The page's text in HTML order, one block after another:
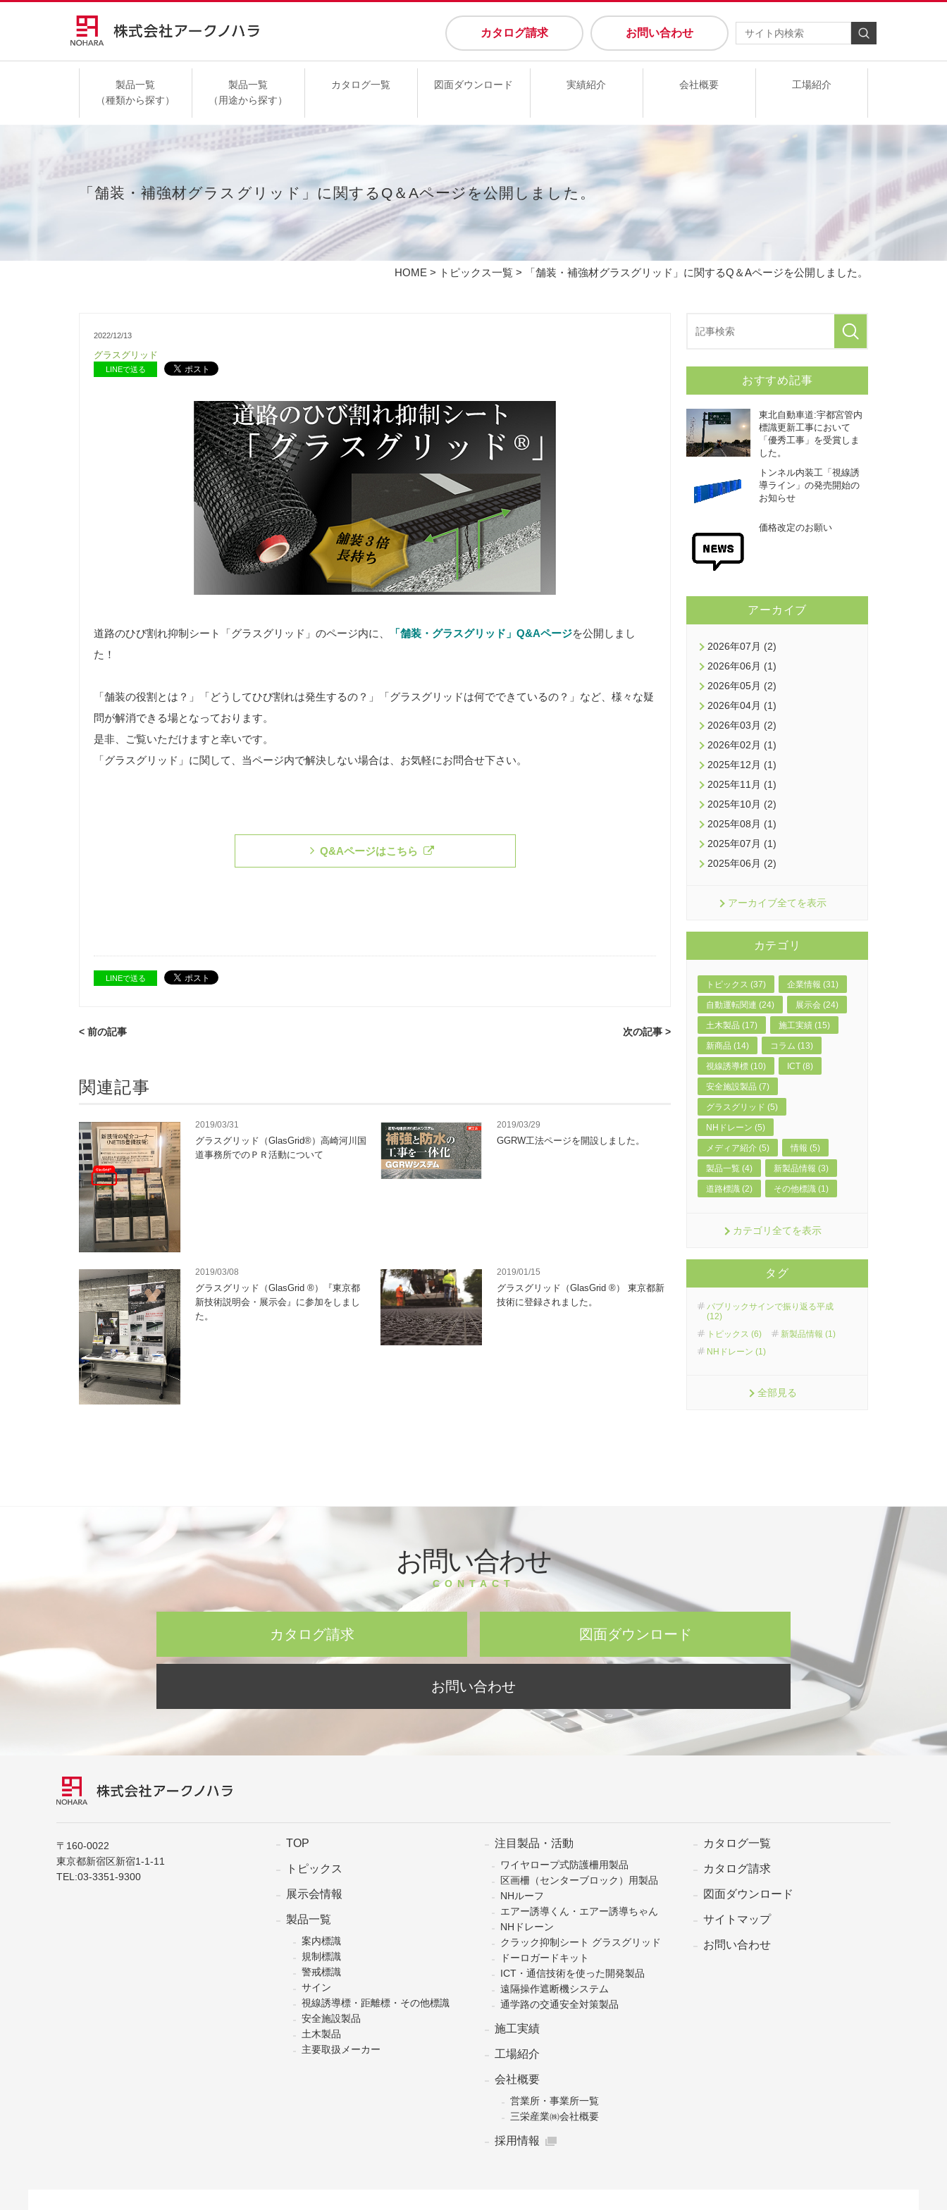
カタログ請求 お問い合わせ
製品一覧
（種類から探す）
製品一覧
（用途から探す）
カタログ一覧 図面ダウンロード 実績紹介 会社概要 工場紹介
「舗装・補強材グラスグリッド」に関するQ＆Aページを公開しました。
HOME > トピックス一覧 > 「舗装・補強材グラスグリッド」に関するQ＆Aページを公開しました。
2022/12/13
グラスグリッド
LINEで送る
道路のひび割れ抑制シート「グラスグリッド」のページ内に、 「舗装・グラスグリッド」Q&Aページを公開しまし
た！
「舗装の役割とは？」「どうしてひび割れは発生するの？」「グラスグリッドは何でできているの？」など、様々な疑
問が解消できる場となっております。
是非、ご覧いただけますと幸いです。
「グラスグリッド」に関して、当ページ内で解決しない場合は、お気軽にお問合せ下さい。
Q&Aページはこちら
LINEで送る
< 前の記事 次の記事 >
関連記事
2019/03/31
グラスグリッド（GlasGrid®）高崎河川国
道事務所でのＰＲ活動について
2019/03/29
GGRW工法ページを開設しました。
2019/03/08
グラスグリッド（GlasGrid ®）『東京都
新技術説明会・展示会』に参加をしまし
た。
2019/01/15
グラスグリッド（GlasGrid ®） 東京都新
技術に登録されました。
おすすめ記事
東北自動車道:宇都宮管内
標識更新工事において
「優秀工事」を受賞しま
した。
トンネル内装工「視線誘
導ライン」の発売開始の
お知らせ
価格改定のお願い
アーカイブ
2026年07月 (2)
2026年06月 (1)
2026年05月 (2)
2026年04月 (1)
2026年03月 (2)
2026年02月 (1)
2025年12月 (1)
2025年11月 (1)
2025年10月 (2)
2025年08月 (1)
2025年07月 (1)
2025年06月 (2)
アーカイブ全てを表示
カテゴリ
トピックス (37) 企業情報 (31)
自動運転関連 (24) 展示会 (24)
土木製品 (17) 施工実績 (15)
新商品 (14) コラム (13)
視線誘導標 (10) ICT (8)
安全施設製品 (7)
グラスグリッド (5)
NHドレーン (5)
メディア紹介 (5) 情報 (5)
製品一覧 (4) 新製品情報 (3)
道路標識 (2) その他標識 (1)
カテゴリ全てを表示
タグ
パブリックサインで振り返る平成
(12)
トピックス (6)
新製品情報 (1)
NHドレーン (1)
全部見る
お問い合わせ
CONTACT
カタログ請求 図面ダウンロード
お問い合わせ
〒160-0022
東京都新宿区新宿1-1-11
TEL:03-3351-9300
TOP
トピックス
展示会情報
製品一覧
案内標識
規制標識
警戒標識
サイン
視線誘導標・距離標・その他標識
安全施設製品
土木製品
主要取扱メーカー
注目製品・活動
ワイヤロープ式防護柵用製品
区画柵（センターブロック）用製品
NHルーフ
エアー誘導くん・エアー誘導ちゃん
NHドレーン
クラック抑制シート グラスグリッド
ドーロガードキット
ICT・通信技術を使った開発製品
遠隔操作遮断機システム
通学路の交通安全対策製品
施工実績
工場紹介
会社概要
営業所・事業所一覧
三栄産業㈱会社概要
採用情報
カタログ一覧
カタログ請求
図面ダウンロード
サイトマップ
お問い合わせ